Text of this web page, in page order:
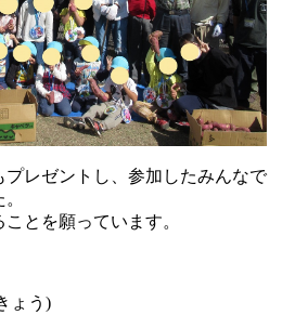
プレゼントし、参加したみんなで
とを願っています。
ょう)